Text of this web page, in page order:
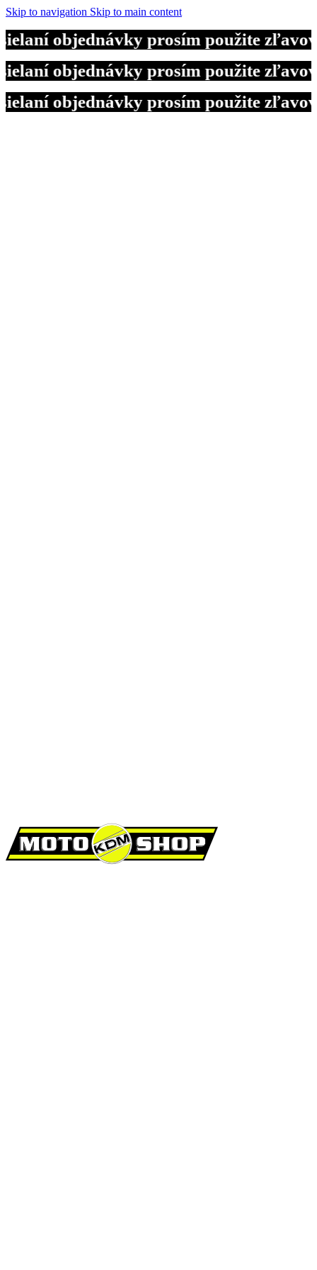
Skip to navigation Skip to main content
prosím použite zľavový
prosím použite zľavový
prosím použite zľavový